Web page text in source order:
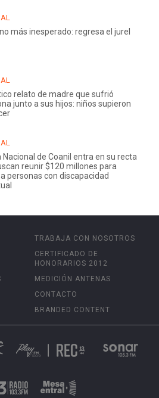
más inesperado: regresa el jurel
relato de madre que sufrió
junto a sus hijos: niños supieron
Nacional de Coanil entra en su recta
reunir $120 millones para
personas con discapacidad
TRABAJA CON NOSOTROS
CERTIFICADO DE
HONORARIOS 2012
MEDICIÓN ANTENAS
CONTACTO
BRANDED CONTENT